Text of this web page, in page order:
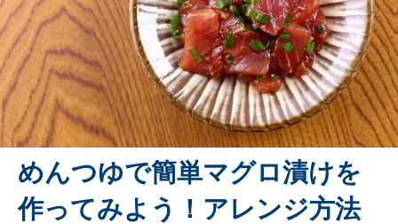
めんつゆで簡単マグロ漬けを
作ってみよう！アレンジ方法